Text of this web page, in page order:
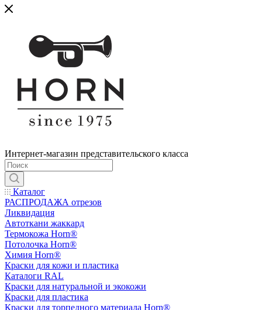
Интернет-магазин представительского класса
Каталог
РАСПРОДАЖА отрезов
Ликвидация
Автоткани жаккард
Термокожа Horn®
Потолочка Horn®
Химия Horn®
Краски для кожи и пластика
Каталоги RAL
Краски для натуральной и экокожи
Краски для пластика
Краски для торпедного материала Horn®